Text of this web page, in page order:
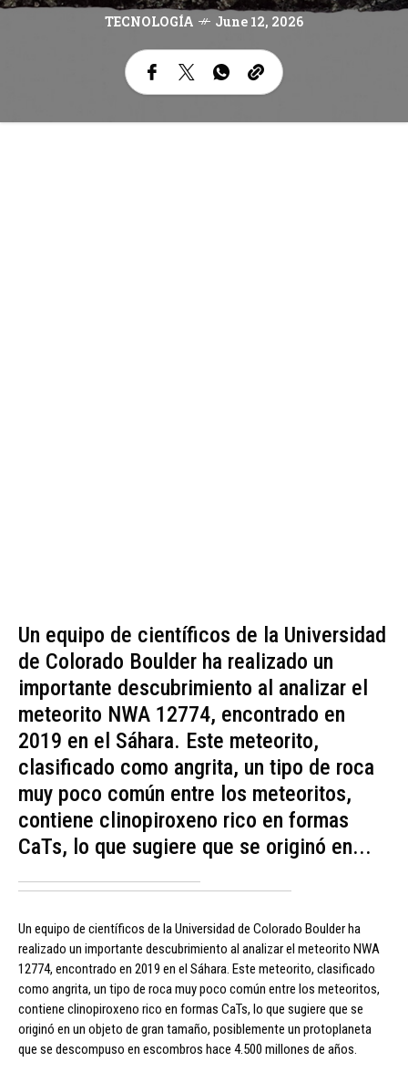
TECNOLOGÍA June 12, 2026
Un equipo de científicos de la Universidad
de Colorado Boulder ha realizado un
importante descubrimiento al analizar el
meteorito NWA 12774, encontrado en
2019 en el Sáhara. Este meteorito,
clasificado como angrita, un tipo de roca
muy poco común entre los meteoritos,
contiene clinopiroxeno rico en formas
CaTs, lo que sugiere que se originó en...
Un equipo de científicos de la Universidad de Colorado Boulder ha
realizado un importante descubrimiento al analizar el meteorito NWA
12774, encontrado en 2019 en el Sáhara. Este meteorito, clasificado
como angrita, un tipo de roca muy poco común entre los meteoritos,
contiene clinopiroxeno rico en formas CaTs, lo que sugiere que se
originó en un objeto de gran tamaño, posiblemente un protoplaneta
que se descompuso en escombros hace 4.500 millones de años.